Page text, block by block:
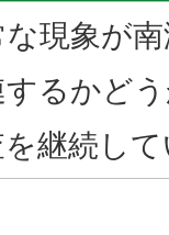
現象が
るかど
継続し